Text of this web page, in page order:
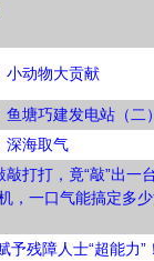
小动物大贡献
鱼塘巧建发电站（二
深海取气
打打，竟“敲”出一
，一口气能搞定多
予残障人士“超能力”